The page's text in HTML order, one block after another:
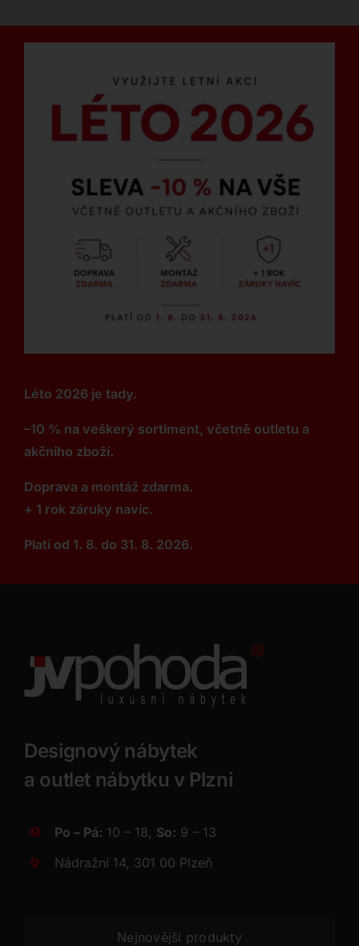
Léto 2026 je tady.
–10 % na veškerý sortiment, včetně outletu a
akčního zboží.
Doprava a montáž zdarma.
+ 1 rok záruky navíc.
Platí od 1. 8. do 31. 8. 2026.
Designový nábytek
a outlet nábytku v Plzni
Po – Pá: 10 – 18, So: 9 – 13
Nádražní 14, 301 00 Plzeň
Nejnovější produkty